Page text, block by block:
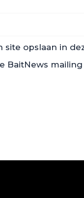
site opslaan in
BaitNews